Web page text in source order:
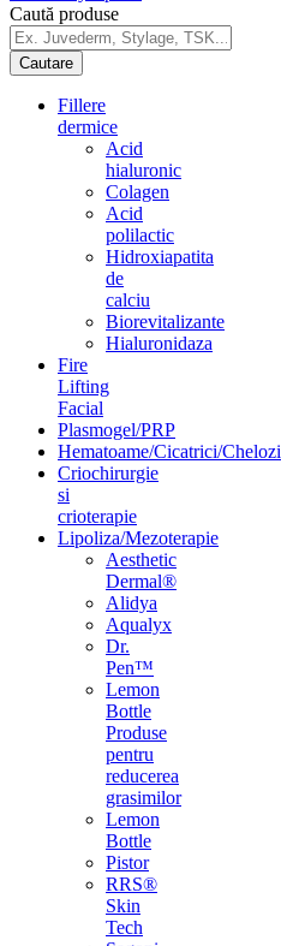
Caută produse
Fillere
dermice
Acid
hialuronic
Colagen
Acid
polilactic
Hidroxiapatita
de
calciu
Biorevitalizante
Hialuronidaza
Fire
Lifting
Facial
Plasmogel/PRP
Hematoame/Cicatrici/Chelozi
Criochirurgie
si
crioterapie
Lipoliza/Mezoterapie
Aesthetic
Dermal®
Alidya
Aqualyx
Dr.
Pen™
Lemon
Bottle
Produse
pentru
reducerea
grasimilor
Lemon
Bottle
Pistor
RRS®
Skin
Tech